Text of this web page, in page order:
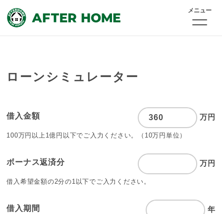
メニュー
ローンシミュレーター
借入金額 万円
100万円以上1億円以下でご入力ください。 （10万円単位）
ボーナス返済分 万円
借入希望金額の2分の1以下でご入力ください。
借入期間 年